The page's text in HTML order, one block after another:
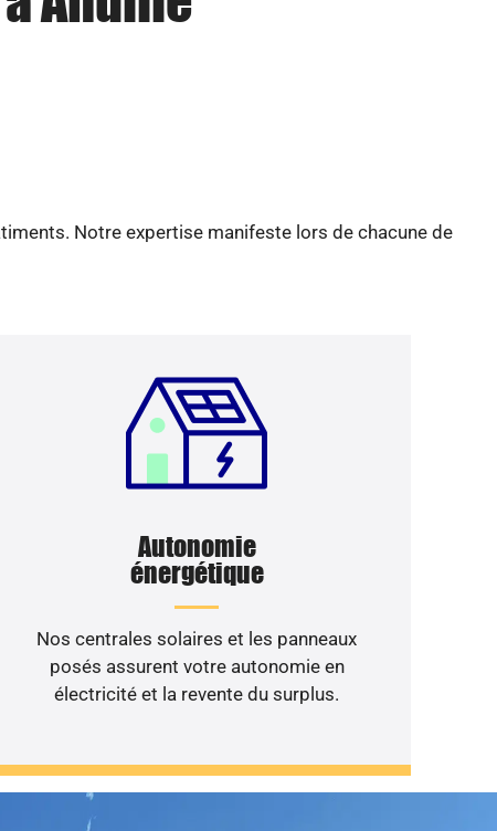
Notre expertise manifeste lors de chacune de
Autonomie
énergétique
Nos centrales solaires et les panneaux
posés assurent votre autonomie en
électricité et la revente du surplus.